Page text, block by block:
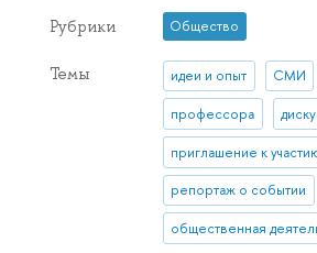
Рубрики Общество
Темы идеи и опыт СМИ
профессора
приглашение к
репортаж о событии
общественная